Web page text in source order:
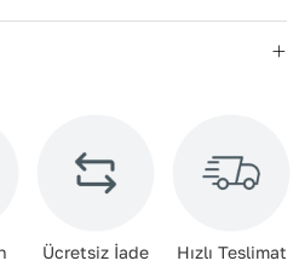
Ücretsiz İade Hızlı Teslimat